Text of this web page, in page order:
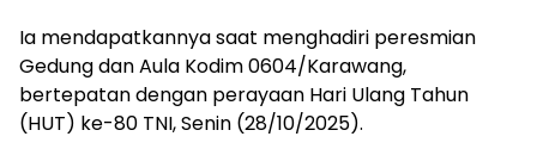
Ia mendapatkannya saat menghadiri peresmian
Gedung dan Aula Kodim 0604/Karawang,
bertepatan dengan perayaan Hari Ulang Tahun
(HUT) ke-80 TNI, Senin (28/10/2025).